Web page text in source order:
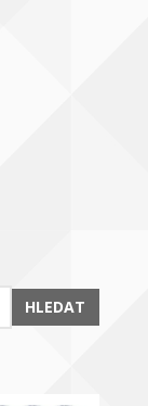
HLEDAT